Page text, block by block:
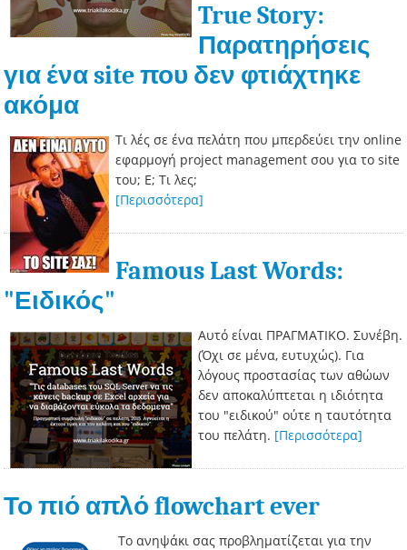
True Story:
Παρατηρήσεις
για ένα site που δεν φτιάχτηκε
ακόμα
Τι λές σε ένα πελάτη που μπερδεύει την online
εφαρμογή project management σου για το site
του; Ε; Τι λες;
[Περισσότερα]
Famous Last Words:
"Ειδικός"
Αυτό είναι ΠΡΑΓΜΑΤΙΚΟ. Συνέβη.
(Όχι σε μένα, ευτυχώς). Για
λόγους προστασίας των αθώων
δεν αποκαλύπτεται η ιδιότητα
του "ειδικού" ούτε η ταυτότητα
του πελάτη. [Περισσότερα]
Το πιό απλό flowchart ever
Το ανηψάκι σας προβληματίζεται για την